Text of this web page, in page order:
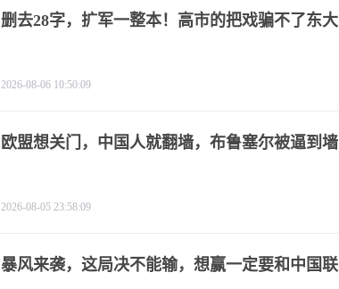
删去28字，扩军一整本！高市的把戏骗不了东大
2026-08-06 10:50:09
欧盟想关门，中国人就翻墙，布鲁塞尔被逼到墙
2026-08-05 23:58:09
暴风来袭，这局决不能输，想赢一定要和中国联